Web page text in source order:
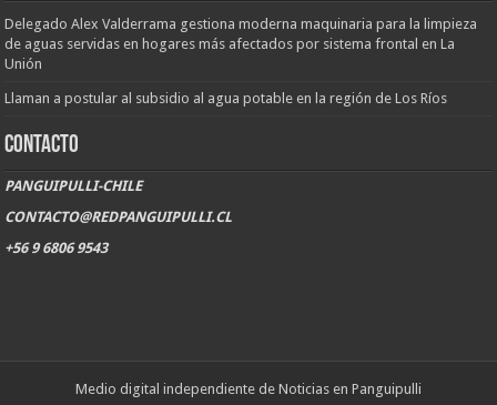
Delegado Alex Valderrama gestiona moderna maquinaria para la limpieza
de aguas servidas en hogares más afectados por sistema frontal en La
Unión
Llaman a postular al subsidio al agua potable en la región de Los Ríos
CONTACTO
PANGUIPULLI-CHILE
CONTACTO@REDPANGUIPULLI.CL
+56 9 6806 9543
Medio digital independiente de Noticias en Panguipulli